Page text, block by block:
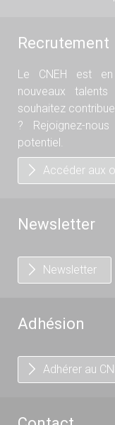
Recrutement
Le CNEH est
nouveaux
souhaitez
? Rejoignez-
potentiel.
Accéder aux
Newsletter
Newsletter
Adhésion
Adhérer au